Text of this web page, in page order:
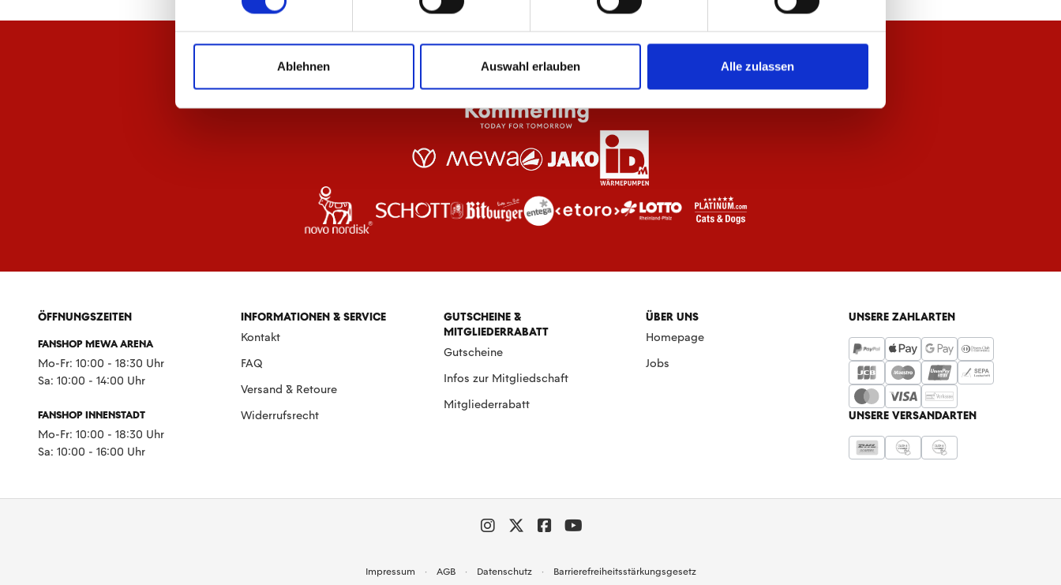
Ablehnen Auswahl erlauben Alle zulassen
ÖFFNUNGSZEITEN
FANSHOP MEWA ARENA
Mo-Fr: 10:00 - 18:30 Uhr
Sa: 10:00 - 14:00 Uhr
FANSHOP INNENSTADT
Mo-Fr: 10:00 - 18:30 Uhr
Sa: 10:00 - 16:00 Uhr
INFORMATIONEN & SERVICE
Kontakt
FAQ
Versand & Retoure
Widerrufsrecht
GUTSCHEINE &
MITGLIEDERRABATT
Gutscheine
Infos zur Mitgliedschaft
Mitgliederrabatt
ÜBER UNS
Homepage
Jobs
UNSERE ZAHLARTEN
UNSERE VERSANDARTEN
Impressum AGB Datenschutz Barrierefreiheitsstärkungsgesetz